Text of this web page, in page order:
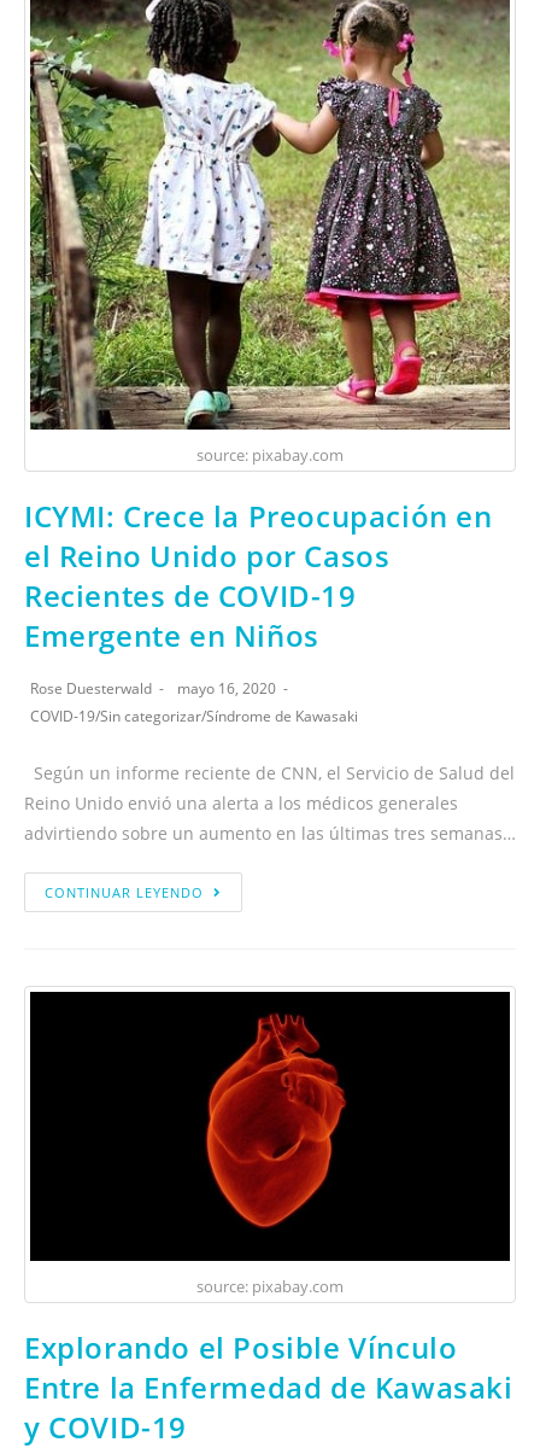
source: pixabay.com
ICYMI: Crece la Preocupación en
el Reino Unido por Casos
Recientes de COVID-19
Emergente en Niños
Rose Duesterwald
mayo 16, 2020
COVID-19/Sin categorizar/Síndrome de Kawasaki
Según un informe reciente de CNN, el Servicio de Salud del
Reino Unido envió una alerta a los médicos generales
advirtiendo sobre un aumento en las últimas tres semanas…
CONTINUAR LEYENDO
source: pixabay.com
Explorando el Posible Vínculo
Entre la Enfermedad de Kawasaki
y COVID-19